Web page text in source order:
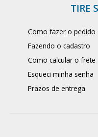
TIRE
Como fazer o pedido
Fazendo o cadastro
Como calcular o frete
Esqueci minha senha
Prazos de entrega